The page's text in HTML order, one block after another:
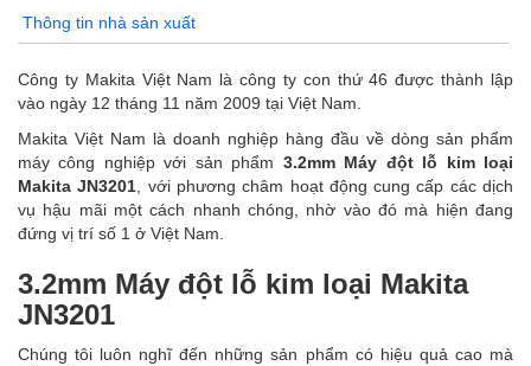
Thông tin nhà sản xuất
Công ty Makita Việt Nam là công ty con thứ 46 được thành lập
vào ngày 12 tháng 11 năm 2009 tại Việt Nam.
Makita Việt Nam là doanh nghiệp hàng đầu về dòng sản phẩm
máy công nghiệp với sản phẩm 3.2mm Máy đột lỗ kim loại
Makita JN3201 , với phương châm hoạt động cung cấp các dịch
vụ hậu mãi một cách nhanh chóng, nhờ vào đó mà hiện đang
đứng vị trí số 1 ở Việt Nam.
3.2mm Máy đột lỗ kim loại Makita
JN3201
Chúng tôi luôn nghĩ đến những sản phẩm có hiệu quả cao mà